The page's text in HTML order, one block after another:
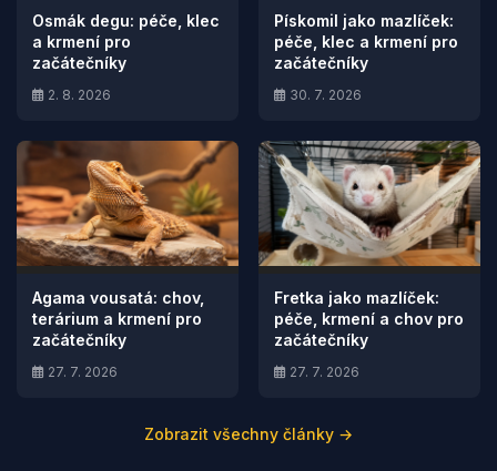
Osmák degu: péče, klec
a krmení pro
začátečníky
2. 8. 2026
Pískomil jako mazlíček:
péče, klec a krmení pro
začátečníky
30. 7. 2026
Agama vousatá: chov,
terárium a krmení pro
začátečníky
27. 7. 2026
Fretka jako mazlíček:
péče, krmení a chov pro
začátečníky
27. 7. 2026
Zobrazit všechny články →